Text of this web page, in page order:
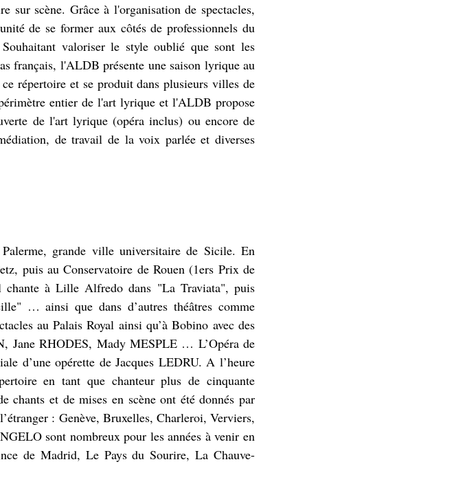
sur scène. Grâce à l'organisation de spectacles,
de se former aux côtés de professionnels du
valoriser le style oublié que sont les
français, l'ALDB présente une saison lyrique au
répertoire et se produit dans plusieurs villes de
entier de l'art lyrique et l'ALDB propose
de l'art lyrique (opéra inclus) ou encore de
de travail de la voix parlée et diverses
grande ville universitaire de Sicile. En
puis au Conservatoire de Rouen (1ers Prix de
à Lille Alfredo dans "La Traviata", puis
… ainsi que dans d’autres théâtres comme
au Palais Royal ainsi qu’à Bobino avec des
Jane RHODES, Mady MESPLE … L’Opéra de
d’une opérette de Jacques LEDRU. A l’heure
en tant que chanteur plus de cinquante
chants et de mises en scène ont été donnés par
: Genève, Bruxelles, Charleroi, Verviers,
sont nombreux pour les années à venir en
de Madrid, Le Pays du Sourire, La Chauve-